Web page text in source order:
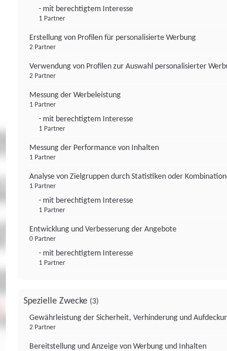
- mit berechtigtem Interesse
1 Partner
Erstellung von Profilen für personalisierte Werbung
2 Partner
Verwendung von Profilen zur Auswahl personalisierter
2 Partner
Messung der Werbeleistung
1 Partner
- mit berechtigtem Interesse
1 Partner
Messung der Performance von Inhalten
1 Partner
Analyse von Zielgruppen durch Statistiken oder
1 Partner
- mit berechtigtem Interesse
1 Partner
Entwicklung und Verbesserung der Angebote
0 Partner
- mit berechtigtem Interesse
1 Partner
Spezielle Zwecke (3)
Gewährleistung der Sicherheit, Verhinderung und
2 Partner
Bereitstellung und Anzeige von Werbung und Inhalten